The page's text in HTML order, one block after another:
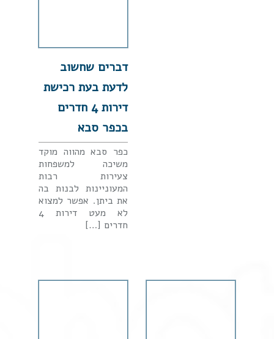
דברים שחשוב
לדעת בעת רכישת
דירות 4 חדרים
בכפר סבא
כפר סבא מהווה מוקד
משיכה למשפחות
צעירות רבות
המעוניינות לבנות בה
את ביתן. אפשר למצוא
לא מעט דירות 4
חדרים […]